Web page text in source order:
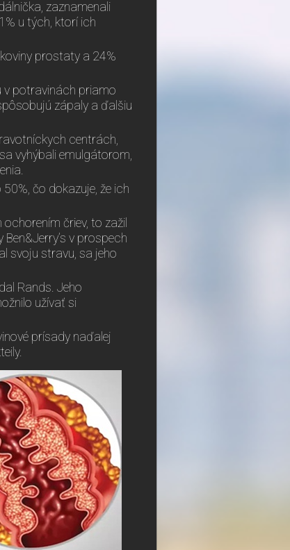
zaznamenali
u tých, ktorí ich
prostaty a 24%
v potravinách priamo
zápaly a ďalšiu
centrách,
vyhýbali emulgátorom,
čo dokazuje, že ich
čriev, to zažil
v prospech
svoju stravu, sa jeho
Rands. Jeho
užívať si
prísady naďalej